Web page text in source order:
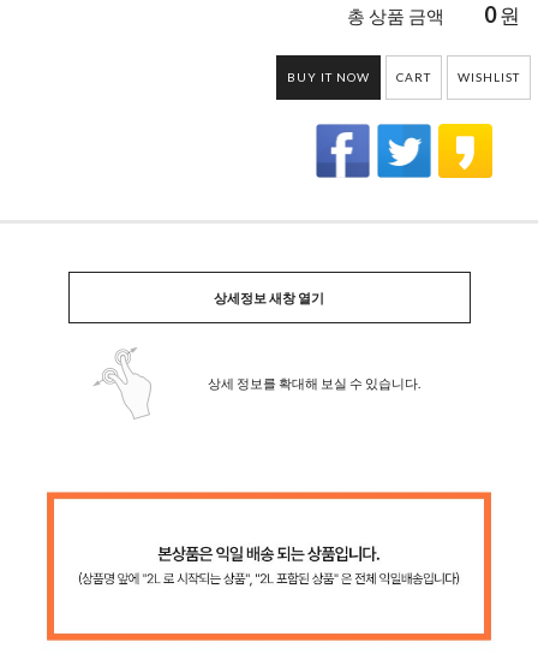
총 상품 금액 0원
BUY IT NOW CART WISHLIST
상세정보 새창 열기
상세 정보를 확대해 보실 수 있습니다.